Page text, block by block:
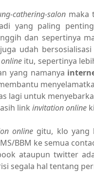
cathering-salon maka
yang paling
dan sepertinya
udah
itu, sepertinya
yang namanya
lagi untuk
link invitation online
online gitu, klo yang
BBM ke semua
ataupun twitter
segala hal tentang